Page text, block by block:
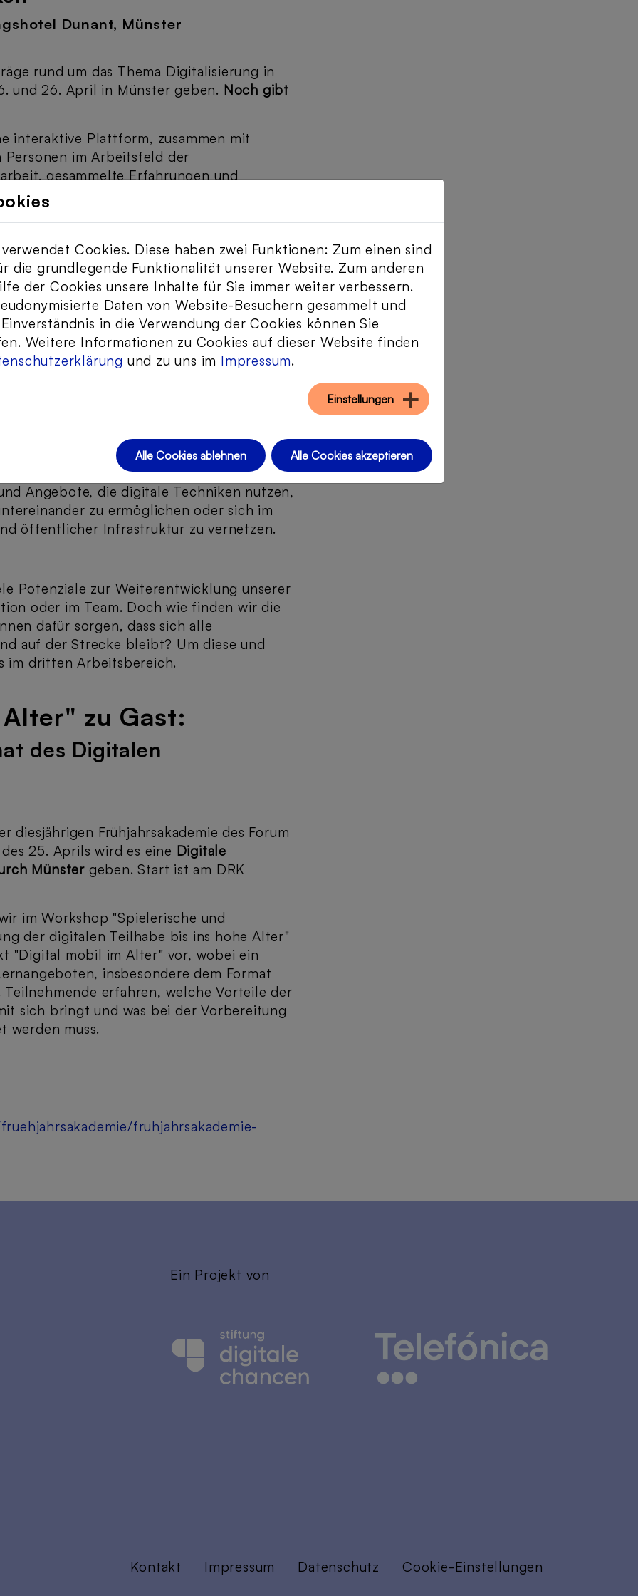
Dunant, Münster
rund um das Thema Digitalisierung in
und 26. April in Münster geben. Noch gibt
interaktive Plattform, zusammen mit
im Arbeitsfeld der
gesammelte Erfahrungen und
zu hinterfragen und Einblicke in die vor-
erhalten.
letzte Frühjahrsakademie unserer
möchten wir gemeinsam
Themen und Fragestellungen der
unserer 3 zentralen Arbeits- und
ermöglichen
digitaler Werkzeuge im Sozialraum
Angebote, die digitale Techniken nutzen,
zu ermöglichen oder sich im
öffentlicher Infrastruktur zu vernetzen.
Potenziale zur Weiterentwicklung unserer
oder im Team. Doch wie finden wir die
dafür sorgen, dass sich alle
auf der Strecke bleibt? Um diese und
im dritten Arbeitsbereich.
zu Gast:
des Digitalen
Frühjahrsakademie des Forum
25. Aprils wird es eine Digitale
Münster geben. Start ist am DRK
im Workshop "Spielerische und
der digitalen Teilhabe bis ins hohe Alter"
"Digital mobil im Alter" vor, wobei ein
insbesondere dem Format
erfahren, welche Vorteile der
sich bringt und was bei der Vorbereitung
werden muss.
fruhjahrsakademie-
Cookies. Diese haben zwei Funktionen: Zum einen sind
die grundlegende Funktionalität unserer Website. Zum anderen
der Cookies unsere Inhalte für Sie immer weiter verbessern.
Daten von Website-Besuchern gesammelt und
in die Verwendung der Cookies können Sie
Weitere Informationen zu Cookies auf dieser Website finden
und zu uns im Impressum.
Einstellungen
Alle Cookies ablehnen Alle Cookies akzeptieren
Ein Projekt von
Kontakt Impressum Datenschutz Cookie-Einstellungen